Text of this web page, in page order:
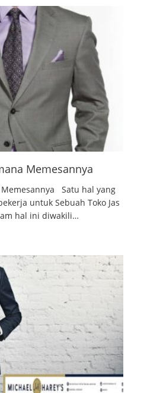
Memesannya
Memesannya Satu hal yang
untuk Sebuah Toko Jas
hal ini diwakili…